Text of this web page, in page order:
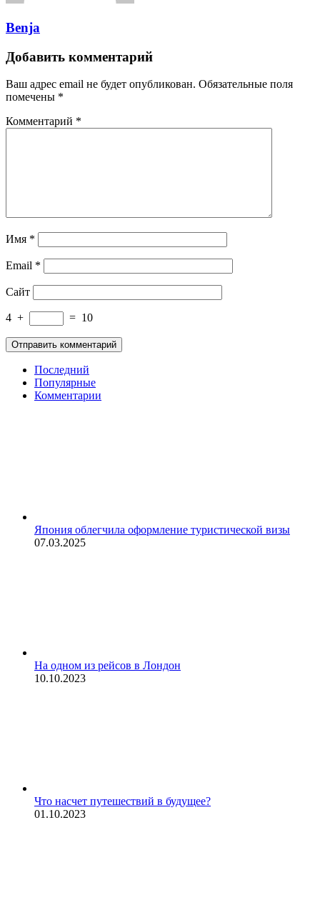
Benja
Добавить комментарий
Ваш адрес email не будет опубликован. Обязательные поля
помечены *
Комментарий *
Имя *
Email *
Сайт
4 + = 10
Последний
Популярные
Комментарии
Япония облегчила оформление туристической визы
07.03.2025
На одном из рейсов в Лондон
10.10.2023
Что насчет путешествий в будущее?
01.10.2023